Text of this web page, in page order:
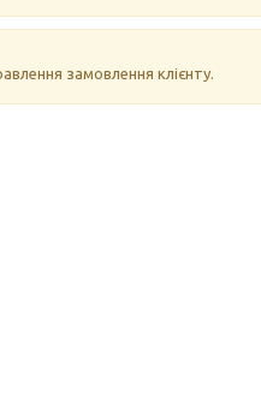
замовлення клієнту.